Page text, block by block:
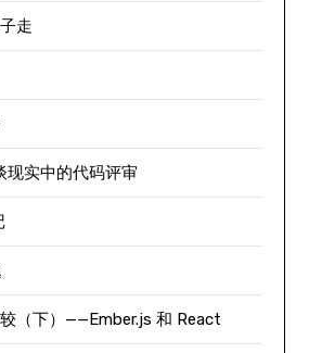
走
实中的代码评审
（下）——Ember.js 和 React